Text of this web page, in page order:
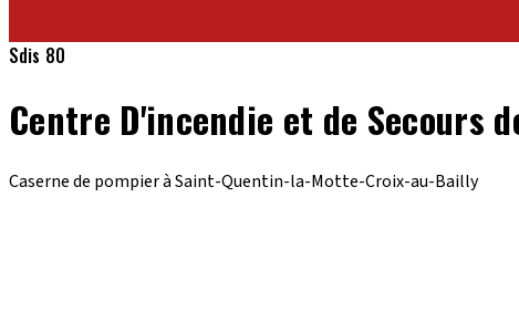
Sdis 80
Centre D'incendie et de Secours
Caserne de pompier à Saint-Quentin-la-Motte-Croix-au-Bailly